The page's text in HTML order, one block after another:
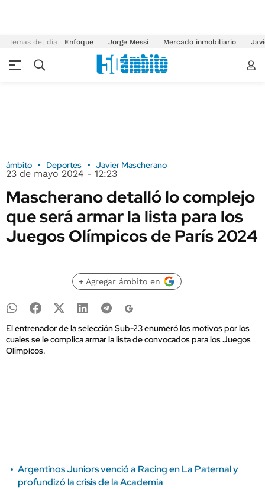
Temas del día Enfoque Jorge Messi Mercado inmobiliario
ámbito Deportes Javier Mascherano
23 de mayo 2024 - 12:23
Mascherano detalló lo complejo
que será armar la lista para los
Juegos Olímpicos de París 2024
+ Agregar ámbito en
El entrenador de la selección Sub-23 enumeró los motivos por los
cuales se le complica armar la lista de convocados para los Juegos
Olímpicos.
Argentinos Juniors venció a Racing en La Paternal y
profundizó la crisis de la Academia